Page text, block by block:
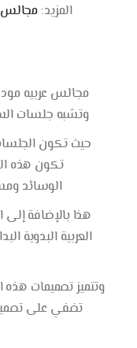
المزيد: مجالس
مجالس عربيه
وتشبه جلسات
حيث تكون
تكون هذه
الوسائد
هذا بالإضافة
العربية البدوية
وتتميز تصميمات هذه
تضفي على